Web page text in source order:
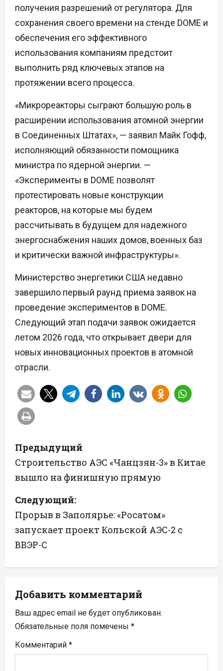
получения разрешений от регулятора. Для
сохранения своего времени на стенде DOME и
обеспечения его эффективного
использования компаниям предстоит
выполнить ряд ключевых этапов на
протяжении всего процесса.
«Микрореакторы сыграют большую роль в
расширении использования атомной энергии
в Соединенных Штатах», — заявил Майк Гофф,
исполняющий обязанности помощника
министра по ядерной энергии. —
«Эксперименты в DOME позволят
протестировать новые конструкции
реакторов, на которые мы будем
рассчитывать в будущем для надежного
энергоснабжения наших домов, военных баз
и критически важной инфраструктуры».
Министерство энергетики США недавно
завершило первый раунд приема заявок на
проведение экспериментов в DOME.
Следующий этап подачи заявок ожидается
летом 2026 года, что открывает двери для
новых инновационных проектов в атомной
отрасли.
Н
а
в
и
г
а
ц
и
я
п
о
Предыдущий
Строительство АЭС «Чанцзян-3» в Китае
вышло на финишную прямую
Следующий:
Прорыв в Заполярье: «Росатом»
запускает проект Кольской АЭС-2 с
ВВЭР-С
Добавить комментарий
Ваш адрес email не будет опубликован.
Обязательные поля помечены *
Комментарий *